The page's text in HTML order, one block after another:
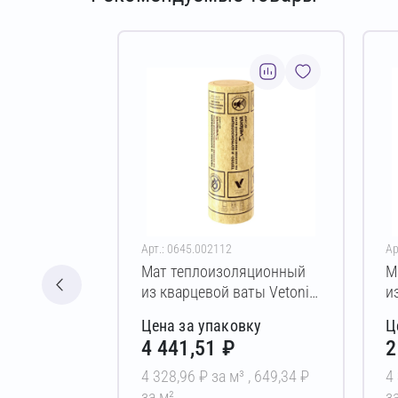
Арт.: 0645.002112
Мат теплоизоляционный
из кварцевой ваты Vetonit
мм
Цена за упаковку
4 441,51 ₽
4 328,96 ₽ за м³ , 649,34 ₽
4